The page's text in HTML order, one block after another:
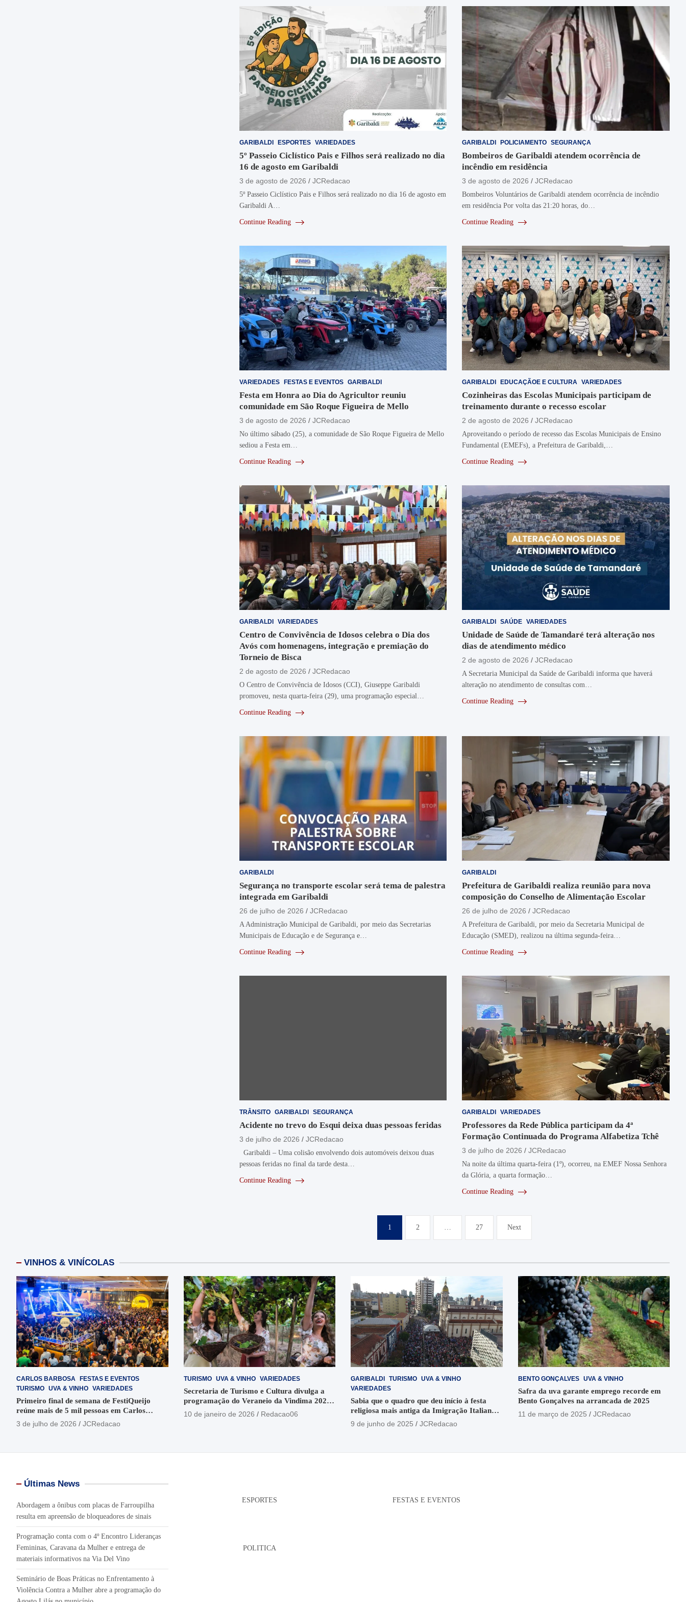
GARIBALDI ESPORTES VARIEDADES
5º Passeio Ciclístico Pais e Filhos será realizado no dia
16 de agosto em Garibaldi
3 de agosto de 2026 JCRedacao
5º Passeio Ciclístico Pais e Filhos será realizado no dia 16 de agosto em
Garibaldi A…
Continue Reading
GARIBALDI POLICIAMENTO SEGURANÇA
Bombeiros de Garibaldi atendem ocorrência de
incêndio em residência
3 de agosto de 2026 JCRedacao
Bombeiros Voluntários de Garibaldi atendem ocorrência de incêndio
em residência Por volta das 21:20 horas, do…
Continue Reading
VARIEDADES FESTAS E EVENTOS GARIBALDI
Festa em Honra ao Dia do Agricultor reuniu
comunidade em São Roque Figueira de Mello
3 de agosto de 2026 JCRedacao
No último sábado (25), a comunidade de São Roque Figueira de Mello
sediou a Festa em…
Continue Reading
GARIBALDI EDUCAÇÃOE E CULTURA VARIEDADES
Cozinheiras das Escolas Municipais participam de
treinamento durante o recesso escolar
2 de agosto de 2026 JCRedacao
Aproveitando o período de recesso das Escolas Municipais de Ensino
Fundamental (EMEFs), a Prefeitura de Garibaldi,…
Continue Reading
GARIBALDI VARIEDADES
Centro de Convivência de Idosos celebra o Dia dos
Avós com homenagens, integração e premiação do
Torneio de Bisca
2 de agosto de 2026 JCRedacao
O Centro de Convivência de Idosos (CCI), Giuseppe Garibaldi
promoveu, nesta quarta-feira (29), uma programação especial…
Continue Reading
GARIBALDI SAÚDE VARIEDADES
Unidade de Saúde de Tamandaré terá alteração nos
dias de atendimento médico
2 de agosto de 2026 JCRedacao
A Secretaria Municipal da Saúde de Garibaldi informa que haverá
alteração no atendimento de consultas com…
Continue Reading
GARIBALDI
Segurança no transporte escolar será tema de palestra
integrada em Garibaldi
26 de julho de 2026 JCRedacao
A Administração Municipal de Garibaldi, por meio das Secretarias
Municipais de Educação e de Segurança e…
Continue Reading
GARIBALDI
Prefeitura de Garibaldi realiza reunião para nova
composição do Conselho de Alimentação Escolar
26 de julho de 2026 JCRedacao
A Prefeitura de Garibaldi, por meio da Secretaria Municipal de
Educação (SMED), realizou na última segunda-feira…
Continue Reading
TRÂNSITO GARIBALDI SEGURANÇA
Acidente no trevo do Esqui deixa duas pessoas feridas
3 de julho de 2026 JCRedacao
Garibaldi – Uma colisão envolvendo dois automóveis deixou duas
pessoas feridas no final da tarde desta…
Continue Reading
GARIBALDI VARIEDADES
Professores da Rede Pública participam da 4ª
Formação Continuada do Programa Alfabetiza Tchê
3 de julho de 2026 JCRedacao
Na noite da última quarta-feira (1º), ocorreu, na EMEF Nossa Senhora
da Glória, a quarta formação…
Continue Reading
posts
1 2 27 Next
VINHOS & VINÍCOLAS
CARLOS BARBOSA
FESTAS E EVENTOS
TURISMO UVA & VINHO VARIEDADES
Primeiro final de semana de FestiQueijo
reúne mais de 5 mil pessoas em Carlos
Barbosa
3 de julho de 2026 JCRedacao
TURISMO UVA & VINHO VARIEDADES
Secretaria de Turismo e Cultura divulga a
programação do Veraneio da Vindima 2026
em Garibaldi
10 de janeiro de 2026 Redacao06
GARIBALDI TURISMO UVA & VINHO
VARIEDADES
Sabia que o quadro que deu início à festa
religiosa mais antiga da Imigração Italiana
está no Santuário Santo Antônio
9 de junho de 2025 JCRedacao
BENTO GONÇALVES UVA & VINHO
Safra da uva garante emprego recorde em
Bento Gonçalves na arrancada de 2025
11 de março de 2025
JCRedacao
Últimas News
Abordagem a ônibus com placas de Farroupilha
resulta em apreensão de bloqueadores de sinais
Programação conta com o 4º Encontro Lideranças
Femininas, Caravana da Mulher e entrega de
materiais informativos na Via Del Vino
Seminário de Boas Práticas no Enfrentamento à
Violência Contra a Mulher abre a programação do
ESPORTES
POLITICA
FESTAS E EVENTOS